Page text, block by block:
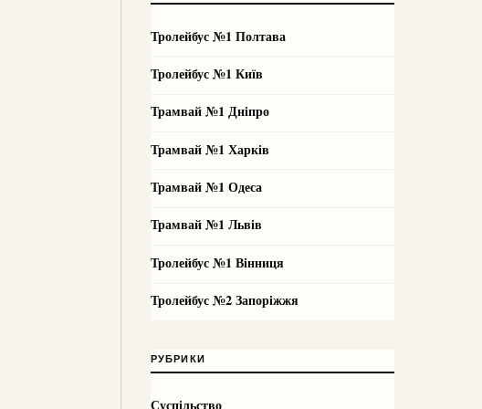
Тролейбус №1 Полтава
Тролейбус №1 Київ
Трамвай №1 Дніпро
Трамвай №1 Харків
Трамвай №1 Одеса
Трамвай №1 Львів
Тролейбус №1 Вінниця
Тролейбус №2 Запоріжжя
РУБРИКИ
Суспільство